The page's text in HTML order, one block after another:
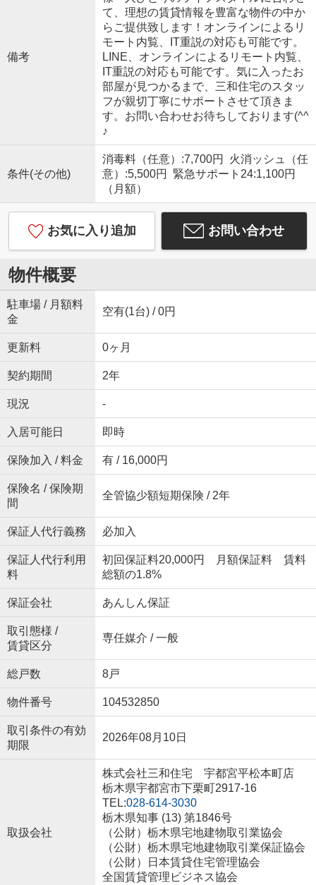
備考
て、理想の賃貸情報を豊富な物件の中か
らご提供致します！オンラインによるリ
モート内覧、IT重説の対応も可能です。
LINE、オンラインによるリモート内覧、
IT重説の対応も可能です。気に入ったお
部屋が見つかるまで、三和住宅のスタッ
フが親切丁寧にサポートさせて頂きま
す。お問い合わせお待ちしております(^^
♪
条件(その他)
消毒料（任意）:7,700円 火消ッシュ（任
意）:5,500円 緊急サポート24:1,100円
（月額）
お気に入り追加 お問い合わせ
物件概要
駐車場 / 月額料
金
空有(1台) / 0円
更新料 0ヶ月
契約期間 2年
現況 -
入居可能日 即時
保険加入 / 料金 有 / 16,000円
保険名 / 保険期
間
全管協少額短期保険 / 2年
保証人代行義務 必加入
保証人代行利用
料
初回保証料20,000円 月額保証料 賃料
総額の1.8%
保証会社 あんしん保証
取引態様 /
賃貸区分
専任媒介 / 一般
総戸数 8戸
物件番号 104532850
取引条件の有効
期限
2026年08月10日
取扱会社
株式会社三和住宅 宇都宮平松本町店
栃木県宇都宮市下栗町2917-16
TEL:028-614-3030
栃木県知事 (13) 第1846号
（公財）栃木県宅地建物取引業協会
（公財）栃木県宅地建物取引業保証協会
（公財）日本賃貸住宅管理協会
全国賃貸管理ビジネス協会